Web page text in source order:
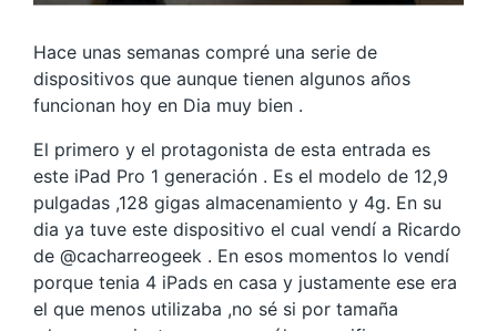
Hace unas semanas compré una serie de
dispositivos que aunque tienen algunos años
funcionan hoy en Dia muy bien .
El primero y el protagonista de esta entrada es
este iPad Pro 1 generación . Es el modelo de 12,9
pulgadas ,128 gigas almacenamiento y 4g. En su
dia ya tuve este dispositivo el cual vendí a Ricardo
de @cacharreogeek . En esos momentos lo vendí
porque tenia 4 iPads en casa y justamente ese era
el que menos utilizaba ,no sé si por tamaña